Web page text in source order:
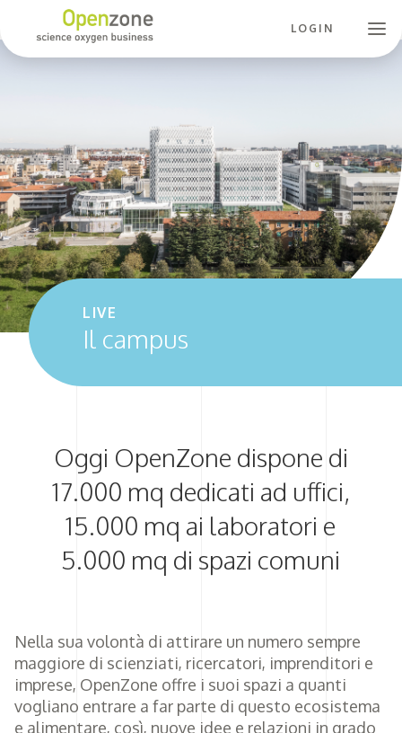
LOGIN
LIVE
Il campus
Oggi OpenZone dispone di
17.000 mq dedicati ad uffici,
15.000 mq ai laboratori e
5.000 mq di spazi comuni
Nella sua volontà di attirare un numero sempre
maggiore di scienziati, ricercatori, imprenditori e
imprese, OpenZone offre i suoi spazi a quanti
vogliano entrare a far parte di questo ecosistema
e alimentare, così, nuove idee e relazioni in grado